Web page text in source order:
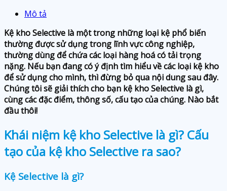
Mô tả
Kệ kho Selective là một trong những loại kệ phổ biến
thường được sử dụng trong lĩnh vực công nghiệp,
thường dùng để chứa các loại hàng hoá có tải trọng
nặng. Nếu bạn đang có ý định tìm hiểu về các loại kệ kho
để sử dụng cho mình, thì đừng bỏ qua nội dung sau đây.
Chúng tôi sẽ giải thích cho bạn kệ kho Selective là gì,
cùng các đặc điểm, thông số, cấu tạo của chúng. Nào bắt
đầu thôi!
Khái niệm kệ kho Selective là gì? Cấu
tạo của kệ kho Selective ra sao?
Kệ Selective là gì?